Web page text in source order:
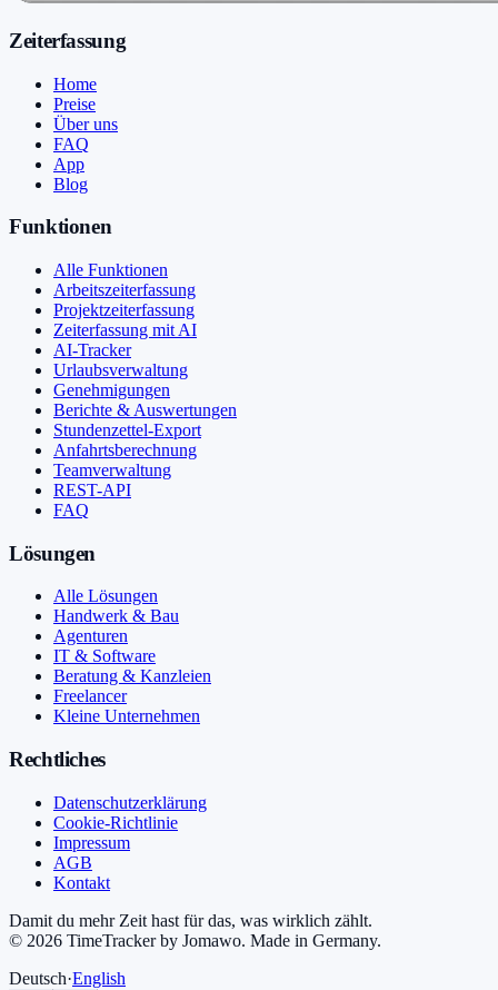
Zeiterfassung
Home
Preise
Über uns
FAQ
App
Blog
Funktionen
Alle Funktionen
Arbeitszeiterfassung
Projektzeiterfassung
Zeiterfassung mit AI
AI-Tracker
Urlaubsverwaltung
Genehmigungen
Berichte & Auswertungen
Stundenzettel-Export
Anfahrtsberechnung
Teamverwaltung
REST-API
FAQ
Lösungen
Alle Lösungen
Handwerk & Bau
Agenturen
IT & Software
Beratung & Kanzleien
Freelancer
Kleine Unternehmen
Rechtliches
Datenschutzerklärung
Cookie-Richtlinie
Impressum
AGB
Kontakt
Damit du mehr Zeit hast für das, was wirklich zählt.
© 2026 TimeTracker by Jomawo. Made in Germany.
Deutsch·English